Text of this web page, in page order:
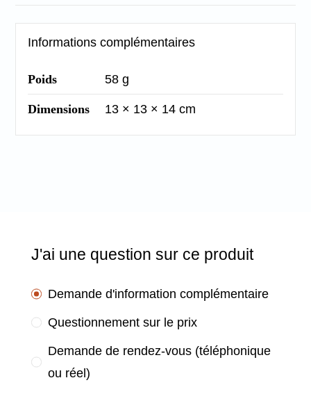
Informations complémentaires
Poids 58 g
Dimensions 13 × 13 × 14 cm
J'ai une question sur ce produit
Demande d'information complémentaire
Questionnement sur le prix
Demande de rendez-vous (téléphonique
ou réel)